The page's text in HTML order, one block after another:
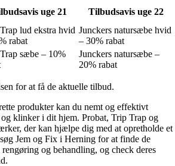
uge 21
Tilbudsavis uge 22
lud ekstra hvid
rabat
Junckers natursæbe hvid
– 30% rabat
sæbe – 10%
Junckers natursæbe –
20% rabat
for at få de aktuelle tilbud.
produkter kan du nemt og effektivt
klinker i dit hjem. Probat, Trip Trap og
der kan hjælpe dig med at opretholde et
Jem og Fix i Herning for at finde de
og behandling, og check deres